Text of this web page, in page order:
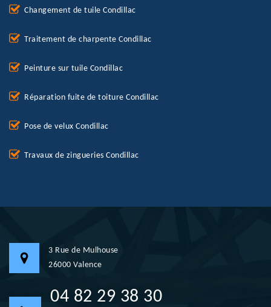
Changement de tuile Condillac
Traitement de charpente Condillac
Peinture sur tuile Condillac
Réparation fuite de toiture Condillac
Pose de velux Condillac
Travaux de zingueries Condillac
3 Rue de Mulhouse
26000 Valence
04 82 29 38 30